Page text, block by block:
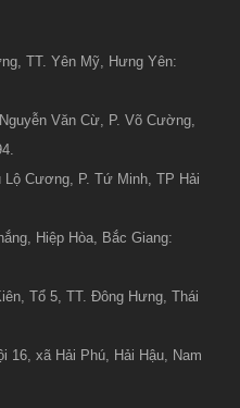
TT. Yên Mỹ, Hưng Yên:
Văn Cừ, P. Võ Cường,
Cương, P. Tứ Minh, TP Hải
Hiệp Hòa, Bắc Giang:
Tổ 5, TT. Đông Hưng, Thái
16, xã Hải Phú, Hải Hậu, Nam